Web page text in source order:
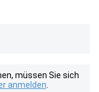
müssen Sie sich
anmelden